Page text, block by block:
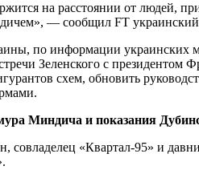
— сообщил FT
по информации украинских
Зеленского с
схем, обновить
Миндича и показания
«Квартал-95» и